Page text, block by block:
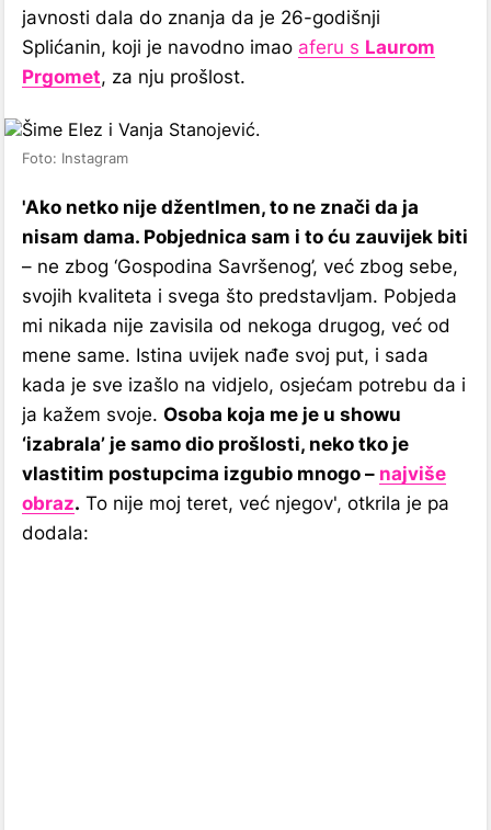
javnosti dala do znanja da je 26-godišnji
Splićanin, koji je navodno imao aferu s Laurom
Prgomet, za nju prošlost.
Foto: Instagram
'Ako netko nije džentlmen, to ne znači da ja
nisam dama. Pobjednica sam i to ću zauvijek biti
– ne zbog ‘Gospodina Savršenog’, već zbog sebe,
svojih kvaliteta i svega što predstavljam. Pobjeda
mi nikada nije zavisila od nekoga drugog, već od
mene same. Istina uvijek nađe svoj put, i sada
kada je sve izašlo na vidjelo, osjećam potrebu da i
ja kažem svoje. Osoba koja me je u showu
‘izabrala’ je samo dio prošlosti, neko tko je
vlastitim postupcima izgubio mnogo – najviše
obraz. To nije moj teret, već njegov', otkrila je pa
dodala: